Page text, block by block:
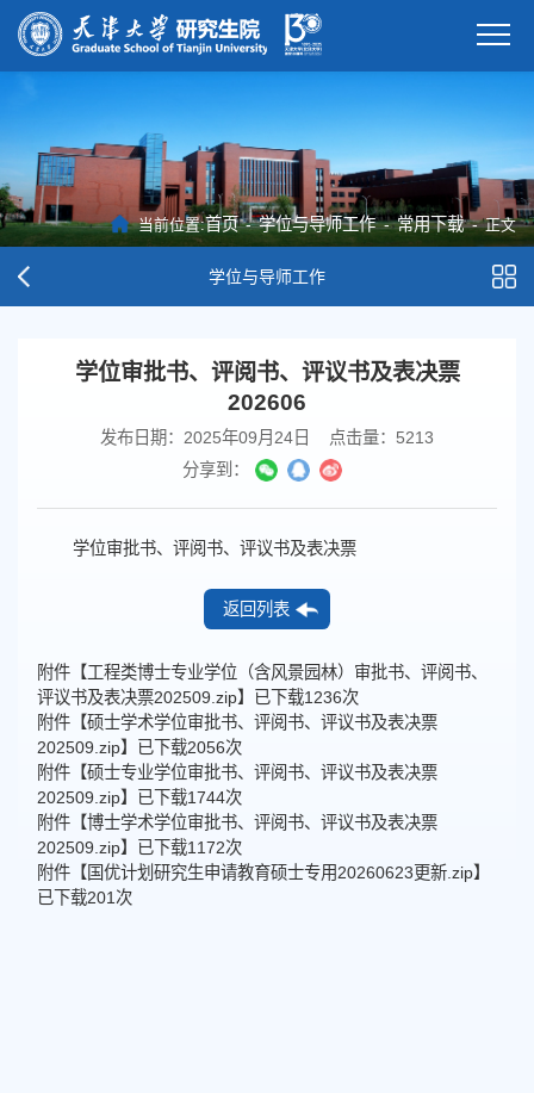
当前位置:首页 - 学位与导师工作 - 常用下载 - 正文
学位与导师工作
学位审批书、评阅书、评议书及表决票
202606
发布日期：2025年09月24日 点击量： 5213
分享到：
学位审批书、评阅书、评议书及表决票
返回列表
附件【工程类博士专业学位（含风景园林）审批书、评阅书、
评议书及表决票202509.zip】已下载1236次
附件【硕士学术学位审批书、评阅书、评议书及表决票
202509.zip】已下载2056次
附件【硕士专业学位审批书、评阅书、评议书及表决票
202509.zip】已下载1744次
附件【博士学术学位审批书、评阅书、评议书及表决票
202509.zip】已下载1172次
附件【 国优计划研究生申请教育硕士专用20260623更新.zip】
已下载201 次